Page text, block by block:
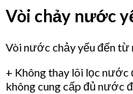
Vòi chảy nước
Vòi nước chảy yếu đến từ
+ Không thay lõi lọc nước
không cung cấp đủ nước